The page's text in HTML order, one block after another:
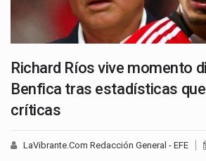
Richard Ríos vive momento
Benfica tras estadísticas
críticas
LaVibrante.Com Redacción General - EFE